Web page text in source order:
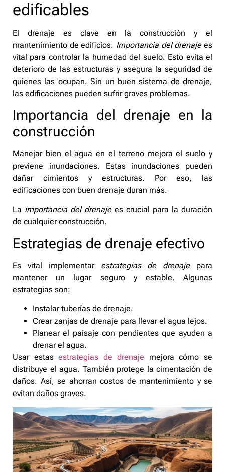
edificables
El drenaje es clave en la construcción y el
mantenimiento de edificios. Importancia del drenajees
vital para controlar la humedad del suelo. Esto evita el
deterioro de las estructuras y asegura la seguridad de
quienes las ocupan. Sin un buen sistema de drenaje,
las edificaciones pueden sufrir graves problemas.
Importancia del drenaje en la
construcción
Manejar bien el agua en el terreno mejora el suelo y
previene inundaciones. Estas inundaciones pueden
dañar cimientos y estructuras. Por eso, las
edificaciones con buen drenaje duran más.
La importancia del drenajees crucial para la duración
de cualquier construcción.
Estrategias de drenaje efectivo
Es vital implementar estrategias de drenajepara
mantener un lugar seguro y estable. Algunas
estrategias son:
Instalar tuberías de drenaje.
Crear zanjas de drenaje para llevar el agua lejos.
Planear el paisaje con pendientes que ayuden a
drenar el agua.
Usar estasestrategias de drenaje mejora cómo se
distribuye el agua. También protege la cimentación de
daños. Así, se ahorran costos de mantenimiento y se
evitan daños graves.